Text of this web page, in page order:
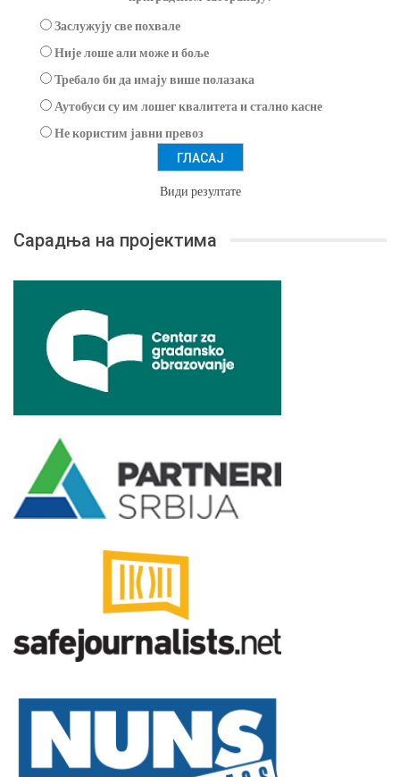
Заслужују све похвале
Није лоше али може и боље
Требало би да имају више полазака
Аутобуси су им лошег квалитета и стално касне
Не користим јавни превоз
Види резултате
Сарадња на пројектима